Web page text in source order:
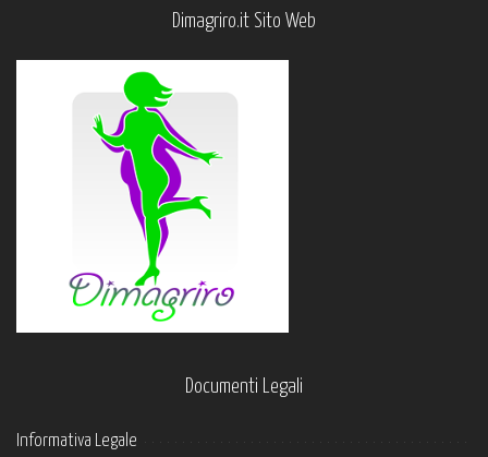
Dimagriro.it Sito Web
Documenti Legali
Informativa Legale